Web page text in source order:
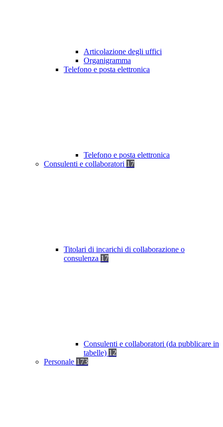
Articolazione degli uffici
Organigramma
Telefono e posta elettronica
Telefono e posta elettronica
Consulenti e collaboratori 17
Titolari di incarichi di collaborazione o
consulenza 17
Consulenti e collaboratori (da pubblicare in
tabelle) 12
Personale 173